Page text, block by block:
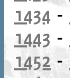
1434 -
1443 -
1452 -